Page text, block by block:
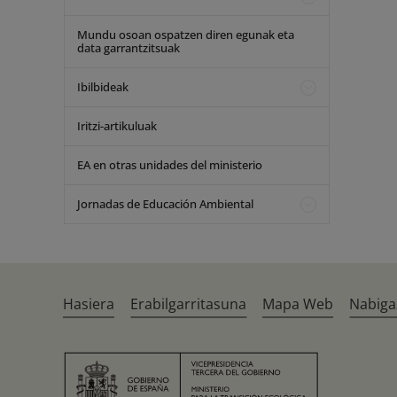
Mundu osoan ospatzen diren egunak eta
data garrantzitsuak
Ibilbideak
Iritzi-artikuluak
EA en otras unidades del ministerio
Jornadas de Educación Ambiental
Hasiera Erabilgarritasuna Mapa Web